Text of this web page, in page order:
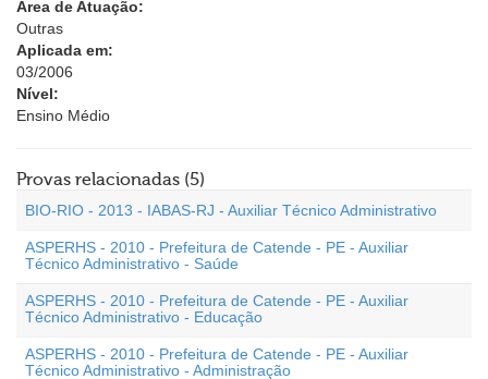
Área de Atuação:
Outras
Aplicada em:
03/2006
Nível:
Ensino Médio
Provas relacionadas (5)
BIO-RIO - 2013 - IABAS-RJ - Auxiliar Técnico Administrativo
ASPERHS - 2010 - Prefeitura de Catende - PE - Auxiliar
Técnico Administrativo - Saúde
ASPERHS - 2010 - Prefeitura de Catende - PE - Auxiliar
Técnico Administrativo - Educação
ASPERHS - 2010 - Prefeitura de Catende - PE - Auxiliar
Técnico Administrativo - Administração